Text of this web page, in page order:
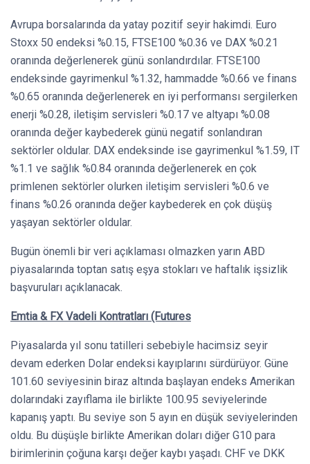
Avrupa borsalarında da yatay pozitif seyir hakimdi. Euro
Stoxx 50 endeksi %0.15, FTSE100 %0.36 ve DAX %0.21
oranında değerlenerek günü sonlandırdılar. FTSE100
endeksinde gayrimenkul %1.32, hammadde %0.66 ve finans
%0.65 oranında değerlenerek en iyi performansı sergilerken
enerji %0.28, iletişim servisleri %0.17 ve altyapı %0.08
oranında değer kaybederek günü negatif sonlandıran
sektörler oldular. DAX endeksinde ise gayrimenkul %1.59, IT
%1.1 ve sağlık %0.84 oranında değerlenerek en çok
primlenen sektörler olurken iletişim servisleri %0.6 ve
finans %0.26 oranında değer kaybederek en çok düşüş
yaşayan sektörler oldular.
Bugün önemli bir veri açıklaması olmazken yarın ABD
piyasalarında toptan satış eşya stokları ve haftalık işsizlik
başvuruları açıklanacak.
Emtia & FX Vadeli Kontratları (Futures
Piyasalarda yıl sonu tatilleri sebebiyle hacimsiz seyir
devam ederken Dolar endeksi kayıplarını sürdürüyor. Güne
101.60 seviyesinin biraz altında başlayan endeks Amerikan
dolarındaki zayıflama ile birlikte 100.95 seviyelerinde
kapanış yaptı. Bu seviye son 5 ayın en düşük seviyelerinden
oldu. Bu düşüşle birlikte Amerikan doları diğer G10 para
birimlerinin çoğuna karşı değer kaybı yaşadı. CHF ve DKK